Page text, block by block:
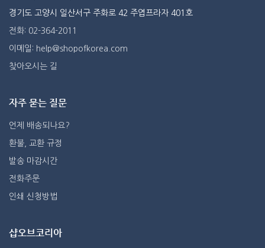
경기도 고양시 일산서구 주화로 42 주엽프라자 401호
전화: 02-364-2011
이메일: help@shopofkorea.com
찾아오시는 길
자주 묻는 질문
언제 배송되나요?
환불, 교환 규정
발송 마감시간
전화주문
인쇄 신청방법
샵오브코리아